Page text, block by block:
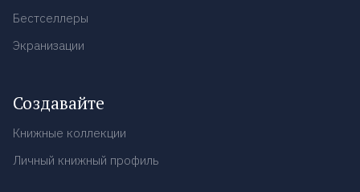
Бестселлеры
Экранизации
Создавайте
Книжные коллекции
Личный книжный профиль